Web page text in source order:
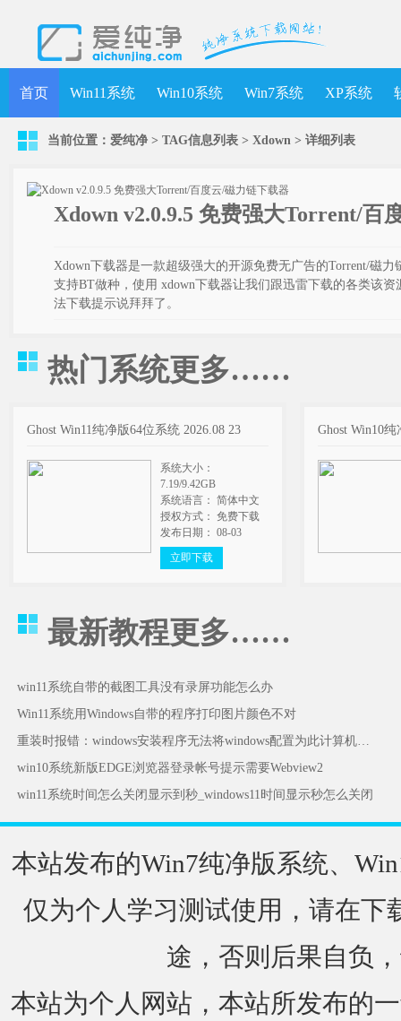
首页 Win11系统 Win10系统 Win7系统 XP系统
当前位置： 爱纯净 > TAG信息列表 > Xdown > 详细列表
Xdown v2.0.9.5 免费强大Torrent/百
Xdown下载器是一款超级强大的开源免费无广告的Torrent/磁
支持BT做种，使用 xdown下载器让我们跟迅雷下载的各类该
法下载提示说拜拜了。
热门系统更多……
Ghost Win11纯净版64位系统 2026.08 23
系统大小：
7.19/9.42GB
系统语言： 简体中文
授权方式： 免费下载
发布日期： 08-03
立即下载
Ghost Win10
最新教程更多……
win11系统自带的截图工具没有录屏功能怎么办
Win11系统用Windows自带的程序打印图片颜色不对
重装时报错：windows安装程序无法将windows配置为此计算机的硬件运行怎么办
win10系统新版EDGE浏览器登录帐号提示需要Webview2
win11系统时间怎么关闭显示到秒_windows11时间显示秒怎么关闭
本站发布的Win7纯净版系统、
仅为个人学习测试使用，请在下
途，否则后果自负
本站为个人网站，本站所发布的